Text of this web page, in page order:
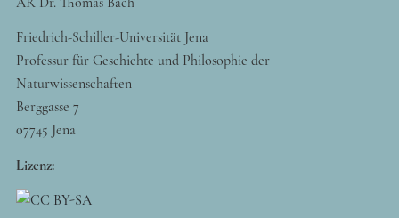
Friedrich-Schiller-Universität Jena
Professur für Geschichte und Philosophie der
Naturwissenschaften
Berggasse 7
07745 Jena
Lizenz: